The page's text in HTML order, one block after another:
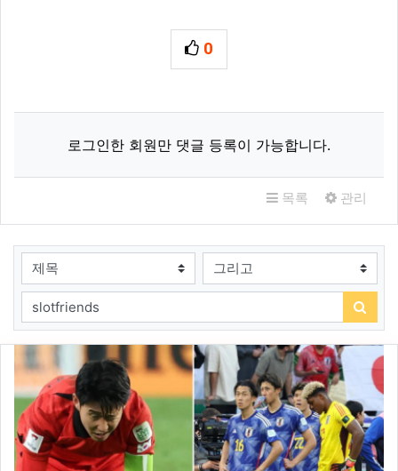
0
추천
로그인한 회원만 댓글 등록이 가능합니다.
목록 관리
검색대상
검색어
검색